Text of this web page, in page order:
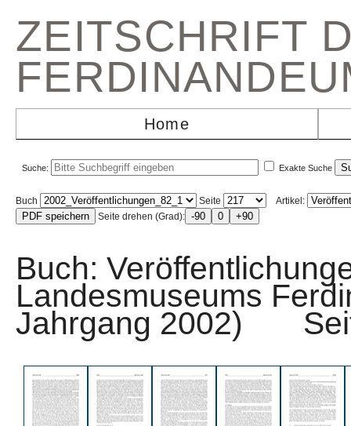
ZEITSCHRIFT
Home
Suche: Exakte Suche
Buch Seite
Artikel:
Seite drehen (Grad):
Buch:
Landesmuseums
Jahrgang 2002)